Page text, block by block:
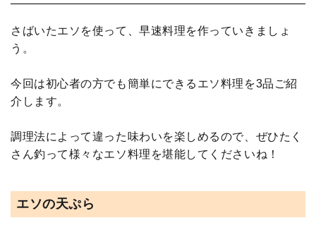
さばいたエソを使って、早速料理を作っていきましょ
う。
今回は初心者の方でも簡単にできるエソ料理を3品ご紹
介します。
調理法によって違った味わいを楽しめるので、ぜひたく
さん釣って様々なエソ料理を堪能してくださいね！
エソの天ぷら